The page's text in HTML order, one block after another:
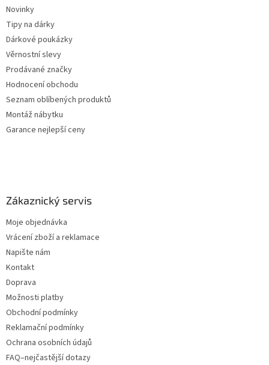
Novinky
Tipy na dárky
Dárkové poukázky
Věrnostní slevy
Prodávané značky
Hodnocení obchodu
Seznam oblíbených produktů
Montáž nábytku
Garance nejlepší ceny
Zákaznický servis
Moje objednávka
Vrácení zboží a reklamace
Napište nám
Kontakt
Doprava
Možnosti platby
Obchodní podmínky
Reklamační podmínky
Ochrana osobních údajů
FAQ–nejčastější dotazy